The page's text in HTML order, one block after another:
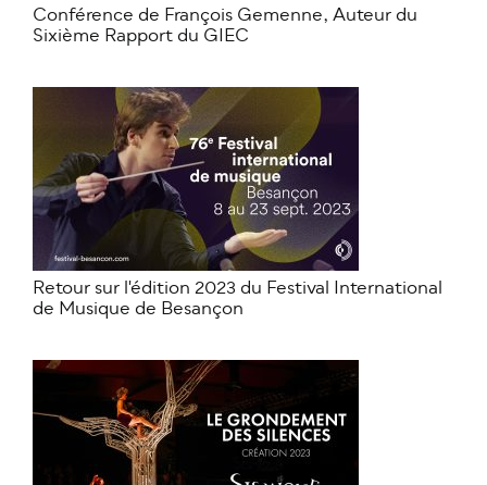
Conférence de François Gemenne, Auteur du
Sixième Rapport du GIEC
Retour sur l'édition 2023 du Festival International
de Musique de Besançon